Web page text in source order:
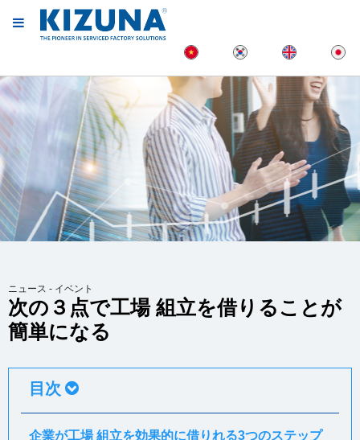
ニュース - イベント
次の３点で工場 組立を借りることが
簡単になる
目次
企業が工場 組立を効果的に借りれる3つのステップ